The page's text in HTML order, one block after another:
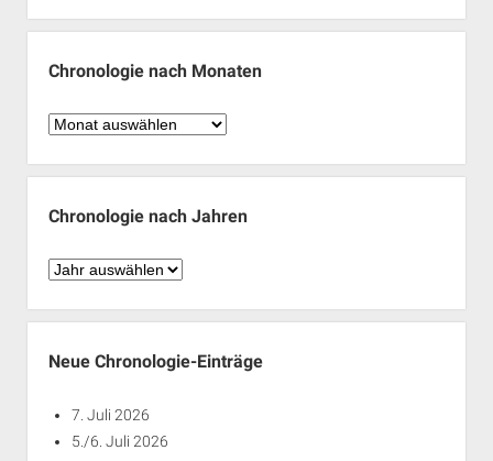
Chronologie nach Monaten
Chronologie
Monaten
Chronologie nach Jahren
Chronologie
Jahren
Neue Chronologie-Einträge
7. Juli 2026
5./6. Juli 2026